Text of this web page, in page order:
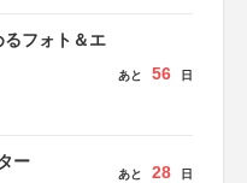
フォト＆エ
あと 56 日
ー
あと 28 日